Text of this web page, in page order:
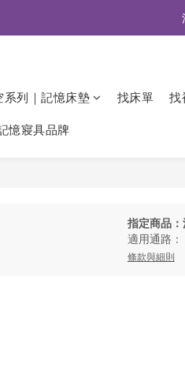
全品牌
系列｜記憶床墊 找床單 找
憶寢具品牌
指定商品
適用通路：
條款與細則